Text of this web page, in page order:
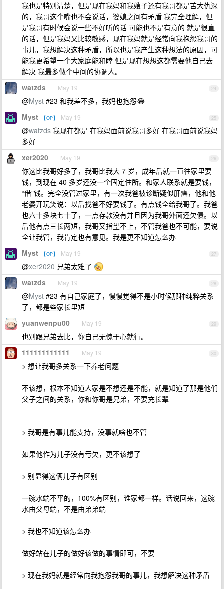
我也是特别清楚，但是现在我妈和我嫂子还有我哥都是苦大仇深
的，我哥这个嘴也不会说话，婆媳之间有矛盾 我完全理解，但
是我哥有时候会说一些不好听的话 可能也不是有意的 就是很直
的话，但是我妈又比较敏感，现在我妈就是经常向我抱怨我哥的
事儿，我想解决这种矛盾，所以也是我产生这种想法的原因，可
能我更希望一个大家庭能和睦 但是现在想想这都需要他自己去
解决 我最多做个中间的协调人。
24
watzds May 19
@Myst #23 和我差不多，我妈也抱怨😂
25
Myst OP May 19
@watzds 我现在都是 在我妈面前说我哥多好 在我哥面前说我妈
多好
26
xer2020 May 19
你这比我哥好多了，我哥比我大 7 岁，成年后就一直往家里要
钱，到现在 40 多岁还没一个固定住所。和家人联系就是要钱，
“借”钱。完全没管过家里，有一次我爸被诊断疑似肝癌，他和他
老婆开玩笑说：以后找爸不好要钱了。有点钱全给我哥了。我爸
也六十多块七十了，一点存款没有并且因为我哥外面还欠债。以
后他有点三长两短，我哥又指望不上，不管我爸也不可能，要说
全让我管，我肯定也有意见。我是更不知道怎么办
27
Myst OP May 19
@xer2020 兄弟太难了
28
watzds May 19
@Myst #23 有自己家庭了，慢慢觉得不是小时候那种纯粹关系
了，都是些家长里短
29
yuanwenpu00 May 19
也别跟兄弟去比，你自己无愧于心就行。
30
111111111111 May 19
> 想让我哥多关系一下养老问题
不该想，根本不知道人家是不想还是不能，就是知道了那是他们
父子之间的关系，你和你哥是兄弟，不要充长辈
> 我哥是有事儿能支持，没事就啥也不管
如果他作为儿子没有亏欠，更不该想了
> 别显得这俩儿子有区别
一碗水端不平的，100%有区别，谁家都一样。话说回来，这碗
水由父母端，不是由弟弟端
> 我也不知道该怎么办
做好站在儿子的做好该做的事情即可，不要
> 现在我妈就是经常向我抱怨我哥的事儿，我想解决这种矛盾